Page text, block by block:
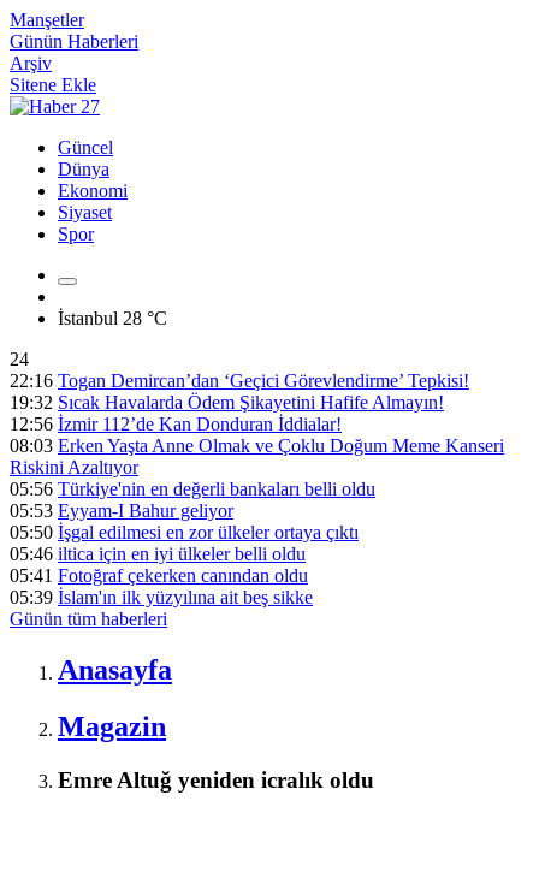
Manşetler
Günün Haberleri
Arşiv
Sitene Ekle
Güncel
Dünya
Ekonomi
Siyaset
Spor
İstanbul 28 °C
24
22:16 Togan Demircan’dan ‘Geçici Görevlendirme’ Tepkisi!
19:32 Sıcak Havalarda Ödem Şikayetini Hafife Almayın!
12:56 İzmir 112’de Kan Donduran İddialar!
08:03 Erken Yaşta Anne Olmak ve Çoklu Doğum Meme Kanseri
Riskini Azaltıyor
05:56 Türkiye'nin en değerli bankaları belli oldu
05:53 Eyyam-I Bahur geliyor
05:50 İşgal edilmesi en zor ülkeler ortaya çıktı
05:46 iltica için en iyi ülkeler belli oldu
05:41 Fotoğraf çekerken canından oldu
05:39 İslam'ın ilk yüzyılına ait beş sikke
Günün tüm haberleri
Anasayfa
Magazin
Emre Altuğ yeniden icralık oldu